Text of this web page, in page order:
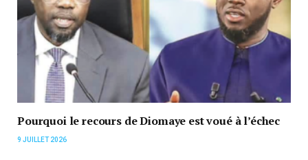
Pourquoi le recours de Diomaye est voué à l’échec
9 JUILLET 2026